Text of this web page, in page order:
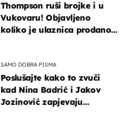
Thompson ruši brojke i u
Vukovaru! Objavljeno
koliko je ulaznica prodano
SAMO DOBRA PISMA
Poslušajte kako to zvuči
kad Nina Badrić i Jakov
Jozinović zapjevaju